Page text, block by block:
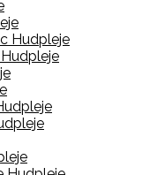
Hudpleje